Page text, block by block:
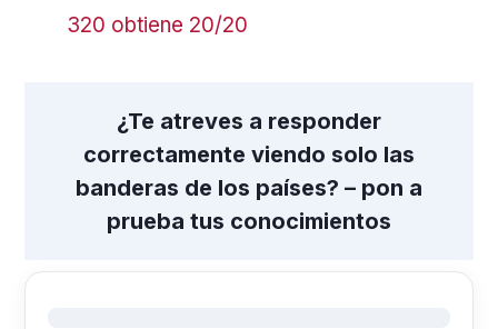
320 obtiene 20/20
¿Te atreves a responder
correctamente viendo solo las
banderas de los países? – pon a
prueba tus conocimientos